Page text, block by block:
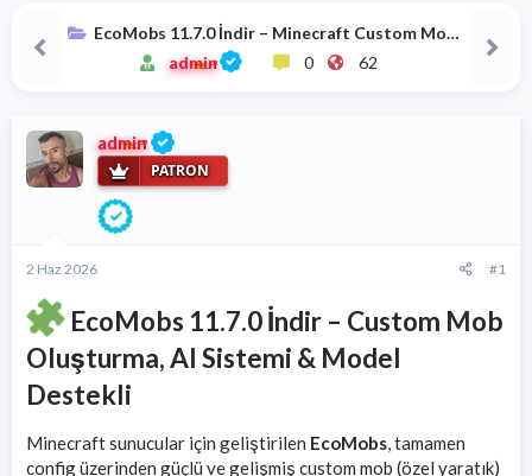
EcoMobs 11.7.0 İndir – Minecraft Custom Mob
Plugin (AI & Model Destekli)
admin 0 62
admin
PATRON
2 Haz 2026 #1
EcoMobs 11.7.0 İndir – Custom Mob
Oluşturma, AI Sistemi & Model
Destekli
Minecraft sunucular için geliştirilen EcoMobs, tamamen
config üzerinden güçlü ve gelişmiş custom mob (özel yaratık)